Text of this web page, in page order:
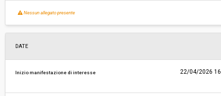
Nessun allegato presente
DATE
Inizio manifestazione di interesse 22/04/2026